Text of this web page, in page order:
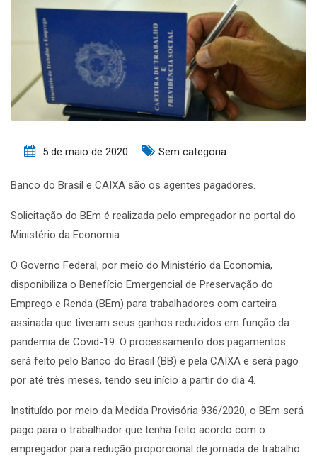
5 de maio de 2020 Sem categoria
Banco do Brasil e CAIXA são os agentes pagadores.
Solicitação do BEm é realizada pelo empregador no portal do
Ministério da Economia.
O Governo Federal, por meio do Ministério da Economia,
disponibiliza o Benefício Emergencial de Preservação do
Emprego e Renda (BEm) para trabalhadores com carteira
assinada que tiveram seus ganhos reduzidos em função da
pandemia de Covid-19. O processamento dos pagamentos
será feito pelo Banco do Brasil (BB) e pela CAIXA e será pago
por até três meses, tendo seu início a partir do dia 4.
Instituído por meio da Medida Provisória 936/2020, o BEm será
pago para o trabalhador que tenha feito acordo com o
empregador para redução proporcional de jornada de trabalho